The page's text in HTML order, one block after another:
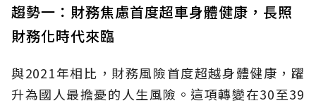
趨勢一：財務焦慮首度超車身體健康，長照
財務化時代來臨
與2021年相比，財務風險首度超越身體健康，躍
升為國人最擔憂的人生風險。這項轉變在30至39